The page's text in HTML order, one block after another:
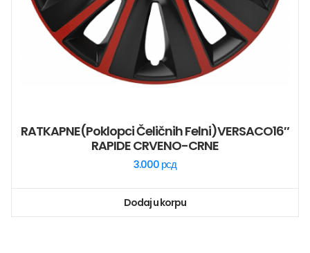
RATKAPNE(poklopci Čeličnih Felni)VERSACO16″
RAPIDE CRVENO-CRNE
3.000 рсд
Dodaj u korpu